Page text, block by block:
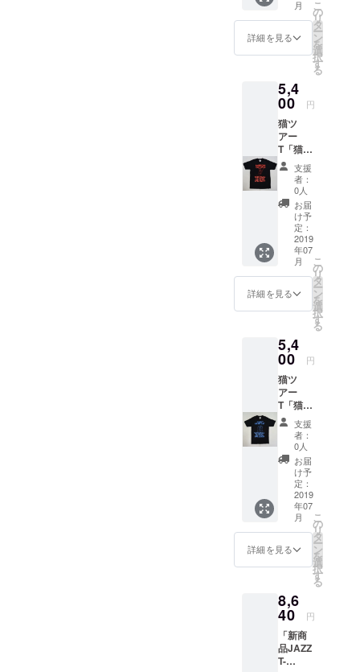
び頂け
（あく
までも
商品を
理解の
上、検
討下さ
い） 無
くなり
次第、
こちら
は完全
に終了
となり
ます。
バック
プリン
トは写
り（ミ
スな
2019年
7月上旬
～下旬
のお届
けで
す。
「JAC
PASTO
RIUS T-
shirts」
デッド
ストッ
ク 日
S,M,L（
これ以
望サイ
ズも一
度お申
しつけ
下さ
い。ご
ら、普
段のサ
ブバッ
す。バ
ンドマ
はギ
ターや
ベー
ス、ド
ラムの
エフェ
ク
ター、
シール
ド、ス
ティッ
クを、
はヘッ
ドホン
を入れ
る用で
もお使
い頂け
ます。
女性の
方は化
粧ポー
チや手
帳も入
れて頂
けるの
で小旅
行や買
い物時
ススメ
です。
スマン
の方は
A4サイ
ズまで
の書類
やノー
ン。オ
リジナ
ルイラ
メー
カー
「CATC
H」との
コラボ
商品。
「WATE
RFALL
×「GIL
DAN」
のW
ネーム
完全限
定商
品。生
産数量
ナー自
ら手書
イラス
トをプ
リント
した
WATER
FALL完
全オリ
ジナルT
シャ
ツ。
『ビン
テージ
快な物
語 ～
Y CATS
～編』
【サイ
ズ】
（cm）
サイズ
イズ
WATER
FALLオ
リジナ
ル 生
限定品
WATER
FALL猫
ツアーT
シャツ
（左袖
にレ
コード
ワッペ
ン）。
DJ猫
バー
ジョ
ン。秋
冬新
作。オ
リジナ
DJ機材
メー
カー
「catne
er」と
のコラ
ボ商
品。
「WATE
RFALL
×「GIL
DAN」
のW
ネーム
完全限
定商
品。 デ
ザイ
ら手書
きした
イラス
月
詳細を見る
こ
の
リ
タ
ー
ン
を
選
択
す
る
5,4
00 円
猫ツ
アー
T「猫
ベー
ス」
（レ
コード
ワッペ
ン）
ブラッ
ク S /
M / Lサ
イズ
WATER
FALLオ
リジナ
産数量
限定品
WATER
FALL猫
ツアーT
シャツ
（左袖
にレ
コード
ワッペ
ン）。
猫ベー
スバー
ジョ
ン。オ
リジナ
ルイラ
ギター
メー
カー
「Nyan
der」と
のコラ
支援
者：
0人
お届
け予
定：
2019
年07
月
詳細を見る
こ
の
リ
タ
ー
ン
を
選
択
す
る
5,4
00 円
猫ツ
アー
T「猫ド
ラム」
（レ
コード
ワッペ
ン）
ブラッ
ク S /
M / Lサ
イズ
WATER
FALLオ
リジナ
ル 生
限定品
WATER
FALL猫
ツアーT
シャツ
（左袖
支援
者：
0人
お届
け予
定：
2019
年07
月
詳細を見る
こ
の
リ
タ
ー
ン
を
選
択
す
る
8,6
40 円
「新商
品JAZZ
T-